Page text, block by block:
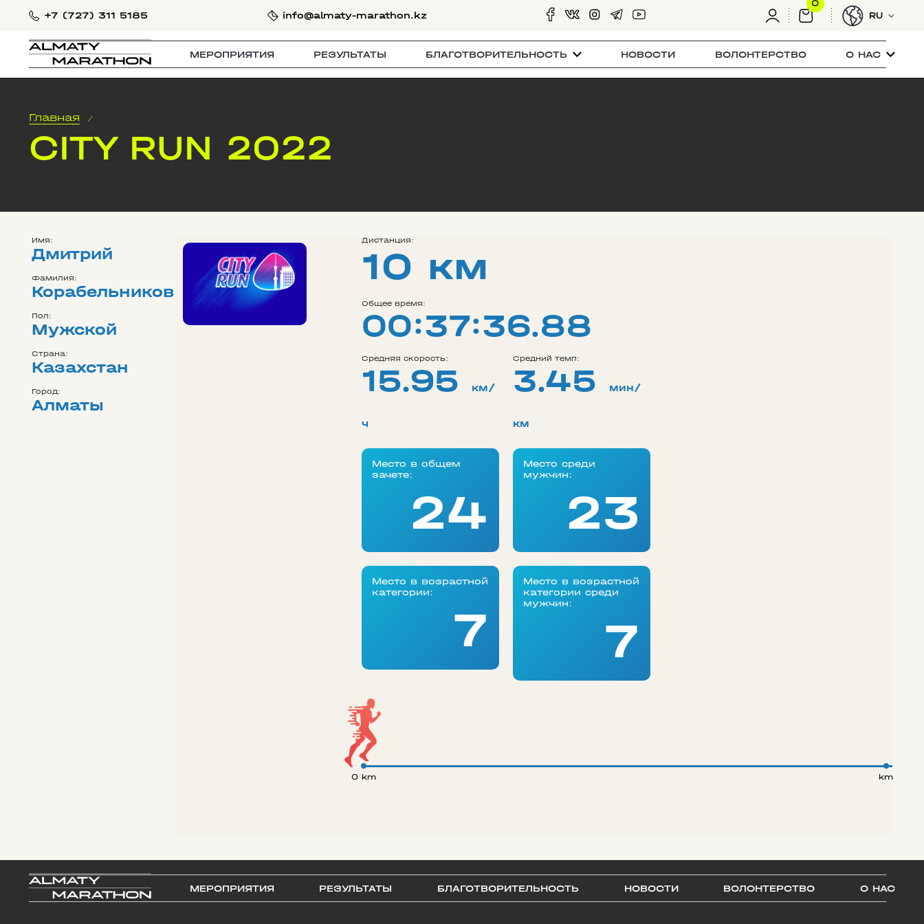
+7 (727) 311 5185 info@almaty-marathon.kz
0
RU
МЕРОПРИЯТИЯ РЕЗУЛЬТАТЫ БЛАГОТВОРИТЕЛЬНОСТЬ НОВОСТИ ВОЛОНТЕРСТВО О НАС
Главная /
CITY RUN 2022
Имя:
Дмитрий
Фамилия:
Корабельников
Пол:
Мужской
Страна:
Казахстан
Город:
Алматы
Дистанция:
10 км
Общее время:
00:37:36.88
Средняя скорость:
15.95 км/
ч
Средний темп:
3.45 мин/
км
Место в общем
зачете:
24
Место среди
мужчин:
23
Место в возрастной
категории:
7
Место в возрастной
категории среди
мужчин:
7
0 km km
МЕРОПРИЯТИЯ РЕЗУЛЬТАТЫ БЛАГОТВОРИТЕЛЬНОСТЬ НОВОСТИ ВОЛОНТЕРСТВО О НАС